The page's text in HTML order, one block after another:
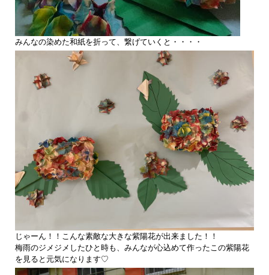
みんなの染めた和紙を折って、繋げていくと・・・・
じゃーん！！こんな素敵な大きな紫陽花が出来ました！！
梅雨のジメジメしたひと時も、みんなが心込めて作ったこの紫陽花
を見ると元気になります♡